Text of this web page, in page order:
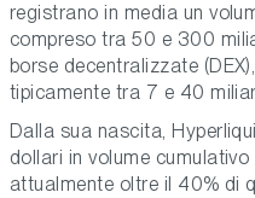
registrano in media un
compreso tra 50 e 300
borse decentralizzate
tipicamente tra 7 e 40
Dalla sua nascita,
dollari in volume
attualmente oltre il 40% di